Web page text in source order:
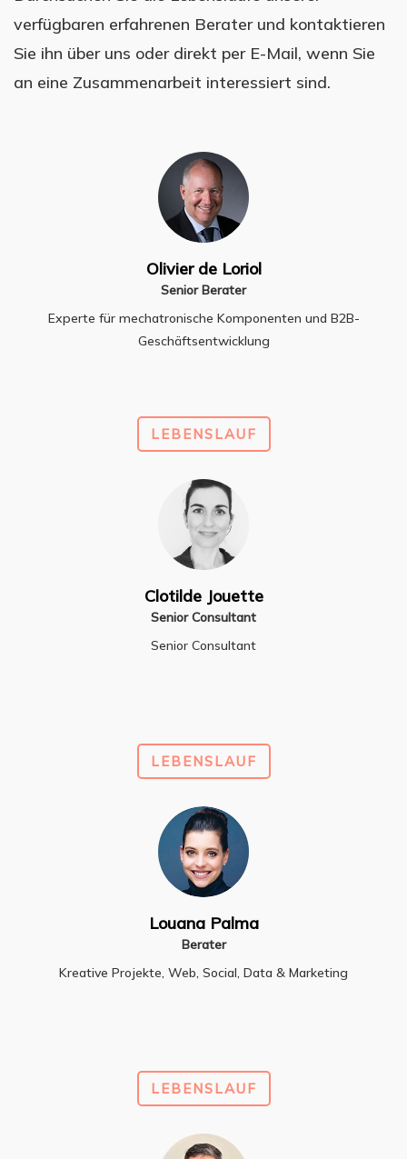
verfügbaren erfahrenen Berater und kontaktieren
Sie ihn über uns oder direkt per E-Mail, wenn Sie
an eine Zusammenarbeit interessiert sind.
Olivier de Loriol
Senior Berater
Experte für mechatronische Komponenten und B2B-
Geschäftsentwicklung
LEBENSLAUF
Clotilde Jouette
Senior Consultant
Senior Consultant
LEBENSLAUF
Louana Palma
Berater
Kreative Projekte, Web, Social, Data & Marketing
LEBENSLAUF